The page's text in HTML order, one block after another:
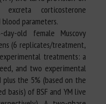
excreta corticosterone
parameters.
old female Muscovy
(6 replicates/treatment,
treatments: a
and two experimental
the 5% (based on the
basis) of BSF and YM live